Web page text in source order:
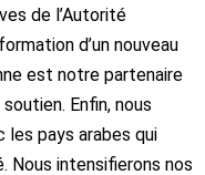
de l’Autorité
d’un nouveau
est notre partenaire
Enfin, nous
les pays arabes qui
Nous intensifierons nos